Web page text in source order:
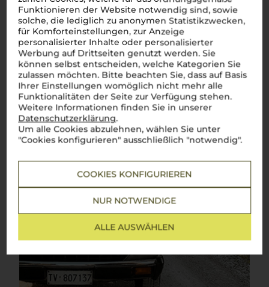
Funktionieren der Website notwendig sind, sowie
solche, die lediglich zu anonymen Statistikzwecken,
für Komforteinstellungen, zur Anzeige
personalisierter Inhalte oder personalisierter
Werbung auf Drittseiten genutzt werden. Sie
können selbst entscheiden, welche Kategorien Sie
zulassen möchten. Bitte beachten Sie, dass auf Basis
Ihrer Einstellungen womöglich nicht mehr alle
Funktionalitäten der Seite zur Verfügung stehen.
Weitere Informationen finden Sie in unserer
Datenschutzerklärung.
Um alle Cookies abzulehnen, wählen Sie unter
"Cookies konfigurieren" ausschließlich "notwendig".
COOKIES KONFIGURIEREN
NUR NOTWENDIGE
ALLE AUSWÄHLEN
Mehr Weine aus Toskana